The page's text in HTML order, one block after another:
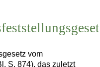
vom
S. 874), das zuletzt